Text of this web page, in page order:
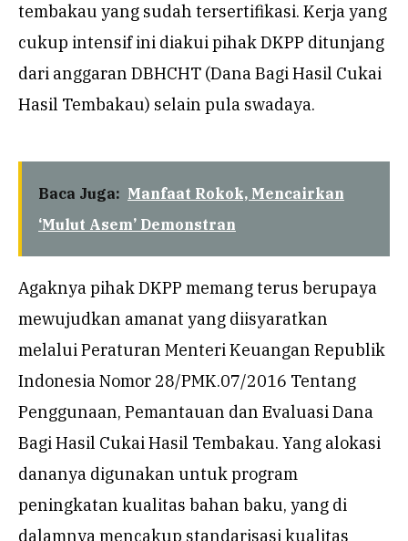
tembakau yang sudah tersertifikasi. Kerja yang
cukup intensif ini diakui pihak DKPP ditunjang
dari anggaran DBHCHT (Dana Bagi Hasil Cukai
Hasil Tembakau) selain pula swadaya.
Baca Juga: Manfaat Rokok, Mencairkan
‘Mulut Asem’ Demonstran
Agaknya pihak DKPP memang terus berupaya
mewujudkan amanat yang diisyaratkan
melalui Peraturan Menteri Keuangan Republik
Indonesia Nomor 28/PMK.07/2016 Tentang
Penggunaan, Pemantauan dan Evaluasi Dana
Bagi Hasil Cukai Hasil Tembakau. Yang alokasi
dananya digunakan untuk program
peningkatan kualitas bahan baku, yang di
dalamnya mencakup standarisasi kualitas